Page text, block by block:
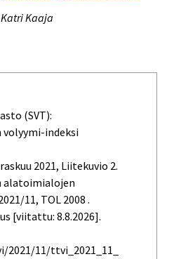
Kaaja
(SVT):
indeksi
2021, Liitekuvio 2.
alatoimialojen
11, TOL 2008 .
[viitattu: 8.8.2026].
11/ttvi_2021_11_